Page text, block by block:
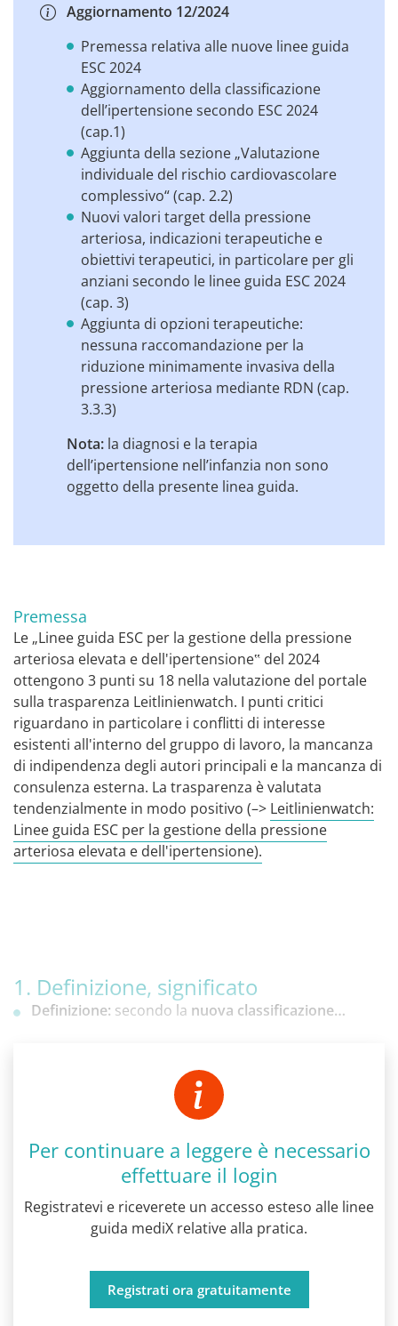
Aggiornamento 12/2024
Premessa relativa alle nuove linee guida
ESC 2024
Aggiornamento della classificazione
dell’ipertensione secondo ESC 2024
(cap.1)
Aggiunta della sezione „Valutazione
individuale del rischio cardiovascolare
complessivo“ (cap. 2.2)
Nuovi valori target della pressione
arteriosa, indicazioni terapeutiche e
obiettivi terapeutici, in particolare per gli
anziani secondo le linee guida ESC 2024
(cap. 3)
Aggiunta di opzioni terapeutiche:
nessuna raccomandazione per la
riduzione minimamente invasiva della
pressione arteriosa mediante RDN (cap.
3.3.3)
Nota: la diagnosi e la terapia
dell’ipertensione nell’infanzia non sono
oggetto della presente linea guida.
Premessa
Le „Linee guida ESC per la gestione della pressione
arteriosa elevata e dell'ipertensione‟ del 2024
ottengono 3 punti su 18 nella valutazione del portale
sulla trasparenza Leitlinienwatch. I punti critici
riguardano in particolare i conflitti di interesse
esistenti all'interno del gruppo di lavoro, la mancanza
di indipendenza degli autori principali e la mancanza di
consulenza esterna. La trasparenza è valutata
tendenzialmente in modo positivo (–> Leitlinienwatch:
Linee guida ESC per la gestione della pressione
arteriosa elevata e dell'ipertensione).
1. Definizione, significato
Definizione: secondo la nuova classificazione…
Per continuare a leggere è necessario
effettuare il login
Registratevi e riceverete un accesso esteso alle linee
guida mediX relative alla pratica.
Registrati ora gratuitamente